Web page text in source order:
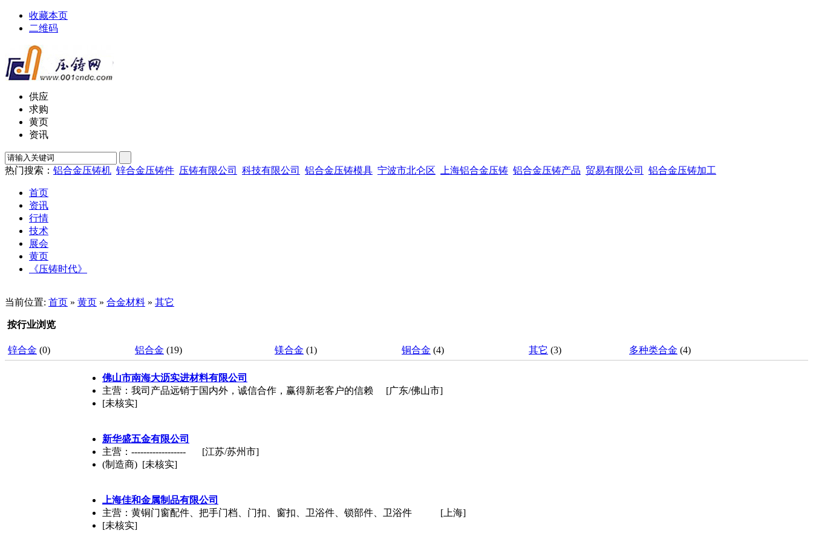
收藏本页
二维码
供应
求购
黄页
资讯
热门搜索： 铝合金压铸机 锌合金压铸件 压铸有限公司 科技有限公司 铝合金压铸模具 宁波市北仑区 上海铝合金压铸 铝合金压铸产品 贸易有限公司 铝合金压铸加工
首页
资讯
行情
技术
展会
黄页
《压铸时代》
当前位置: 首页 » 黄页 » 合金材料 » 其它
按行业浏览
锌合金 (0) 铝合金 (19) 镁合金 (1) 铜合金 (4) 其它 (3) 多种类合金 (4)
佛山市南海大沥实进材料有限公司
主营：我司产品远销于国内外，诚信合作，赢得新老客户的信赖
[未核实]
[广东/佛山市]
新华盛五金有限公司
主营：------------------
(制造商) [未核实]
[江苏/苏州市]
上海佳和金属制品有限公司
主营：黄铜门窗配件、把手门档、门扣、窗扣、卫浴件、锁部件、卫浴件
[未核实]
[上海]